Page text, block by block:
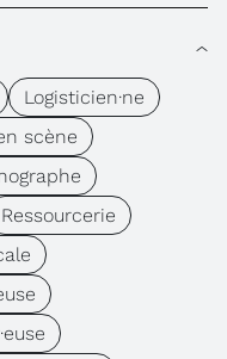
Logisticien·ne
scène
Ressourcerie